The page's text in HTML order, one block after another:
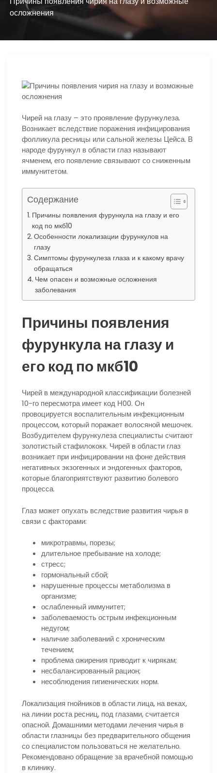
осложнения
Чирей на глазу – это проявление фурункулеза.
Возникает вследствие поражения инфицирования
фолликула ресницы или сальной железы Цейса. В
народе фурункул в области глаз называют
ячменем, его появление связывают со сниженным
иммунитетом.
Содержание
Причины появления фурункула на глазу и его
код по мкб10
Особенности локализации фурункулов на
глазу
Симптомы фурункулеза глаза и к какому врачу
обращаться
Чем опасен и возможные осложнения
заболевания
Причины появления
фурункула на глазу и
его код по мкб10
Чирей в международной классификации болезней
10-го пересмотра имеет код Н00. Он
провоцируется воспалительным инфекционным
процессом, который поражает волосяной мешочек.
Возбудителем фурункулеза специалисты считают
золотистый стафилококк. Чирей в области глаз
возникает при инфицировании на фоне действия
негативных экзогенных и эндогенных факторов,
которые благоприятствуют развитию болевого
процесса.
Глаз может опухать вследствие развития чирья в
связи с факторами:
микротравмы, порезы;
длительное пребывание на холоде;
стресс;
гормональный сбой;
нарушенные процессы метаболизма в
организме;
ослабленный иммунитет;
заболеваемость острым инфекционным
недугом;
наличие заболеваний с хроническим
течением;
проблема ожирения приводит к чирякам;
несбалансированный рацион;
несоблюдения гигиенических норм.
Локализация гнойников в области лица, на веках,
на линии роста ресниц, под глазами, считается
опасной. Домашними методами лечения чирья в
области глазницы без предварительного общения
со специалистом пользоваться не желательно.
Рекомендовано обращение за врачебной помощью
в клинику.